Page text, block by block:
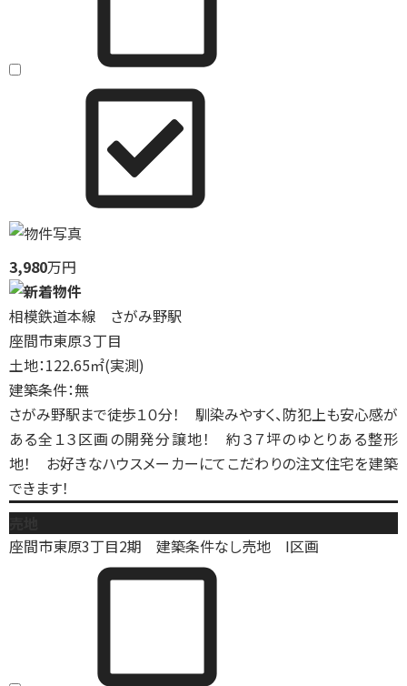
3,980万円
相模鉄道本線 さがみ野駅
座間市東原３丁目
土地：122.65㎡(実測)
建築条件：無
さがみ野駅まで徒歩１０分！ 馴染みやすく、防犯上も安心感が
ある全１３区画の開発分譲地！ 約３７坪のゆとりある整形
地！ お好きなハウスメーカーにてこだわりの注文住宅を建築
できます！
座間市東原3丁目2期 建築条件なし売地 I区画